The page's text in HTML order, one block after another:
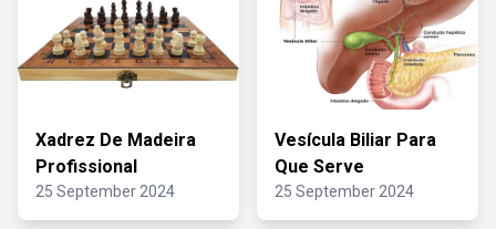
Xadrez De Madeira
Profissional
25 September 2024
Vesícula Biliar Para
Que Serve
25 September 2024